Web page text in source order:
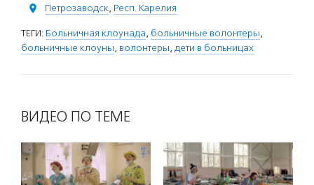
Петрозаводск, Респ. Карелия
ТЕГИ: Больничная клоунада, больничные волонтеры,
больничные клоуны, волонтеры, дети в больницах
ВИДЕО ПО ТЕМЕ